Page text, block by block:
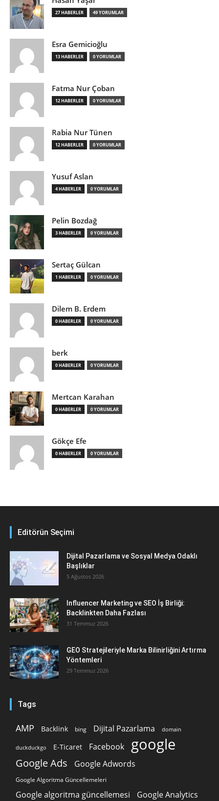
27 HABERLER 49 YORUMLAR
Esra Gemicioğlu
13 HABERLER 0 YORUMLAR
Fatma Nur Çoban
12 HABERLER 0 YORUMLAR
Rabia Nur Tünen
12 HABERLER 0 YORUMLAR
Yusuf Aslan
4 HABERLER 0 YORUMLAR
Pelin Bozdağ
3 HABERLER 0 YORUMLAR
Sertaç Gülcan
1 HABERLER 0 YORUMLAR
Dilem B. Erdem
0 HABERLER 0 YORUMLAR
berk
0 HABERLER 0 YORUMLAR
Mertcan Karahan
0 HABERLER 0 YORUMLAR
Gökçe Efe
0 HABERLER 0 YORUMLAR
Editörün Seçimi
Dijital Pazarlama ve Sosyal Medya Odaklı
Başlıklar
5 Ağustos 2026
Influencer Marketing ve SEO İş Birliği:
Backlinkten Daha Fazlası
31 Temmuz 2026
GEO Stratejileriyle Marka Bilinirliğini Artırma
Yöntemleri
29 Temmuz 2026
Tags
AMP Backlink bing Dijital Pazarlama domain
duckduckgo E-Ticaret Facebook google
Google Ads Google Adwords
Google Algoritma Güncellemeleri
Google algoritma güncellemesi Google Analytics